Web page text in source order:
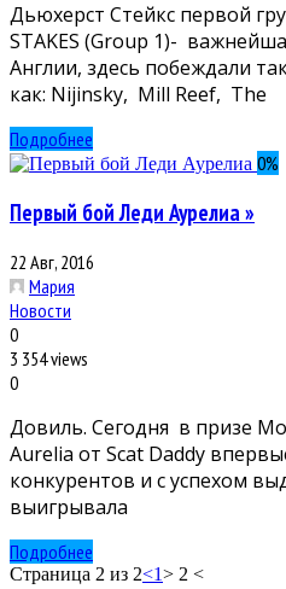
Дьюхерст Стейкс первой
STAKES (Group 1)-
Англии, здесь побеждали
как: Nijinsky, Mill Reef, The
Подробнее
0%
Первый бой Леди Аурелиа »
22 Авг, 2016
Мария
Новости
0
3 354 views
0
Довиль. Сегодня в призе
Aurelia от Scat Daddy
конкурентов и с успехом
выигрывала
Подробнее
Страница 2 из 2<1> 2 <